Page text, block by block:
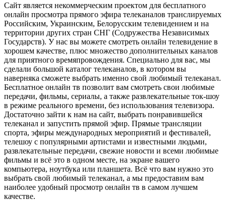
Сайт является некоммерческим проектом для бесплатного
онлайн просмотра прямого эфира телеканалов транслируемых
Российским, Украинским, Белорусским телевидением и на
территории других стран СНГ (Содружества Независимых
Государств). У нас вы можете смотреть онлайн телевидение в
хорошем качестве, плюс множество дополнительных каналов
для приятного времяпровождения. Специально для вас, мы
сделали большой каталог телеканалов, в котором вы
наверняка сможете выбрать именно свой любимый телеканал.
Бесплатное онлайн тв позволит вам смотреть свои любимые
передачи, фильмы, сериалы, а также развлекательные ток-шоу
в режиме реального времени, без использования телевизора.
Достаточно зайти к нам на сайт, выбрать понравившейся
телеканал и запустить прямой эфир. Прямые трансляции
спорта, эфиры международных мероприятий и фестивалей,
телешоу с популярными артистами и известными людьми,
развлекательные передачи, свежие новости и всеми любимые
фильмы и всё это в одном месте, на экране вашего
компьютера, ноутбука или планшета. Всё что вам нужно это
выбрать свой любимый телеканал, а мы предоставим вам
наиболее удобный просмотр онлайн тв в самом лучшем
качестве.